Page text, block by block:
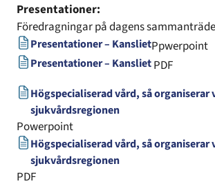
Presentationer:
Föredragningar på dagens
Presentationer – KanslietPpwerpoint
Presentationer – KanslietPDF
Högspecialiserad vård, så organiserar
sjukvårdsregionen
Powerpoint
Högspecialiserad vård, så organiserar
sjukvårdsregionen
PDF